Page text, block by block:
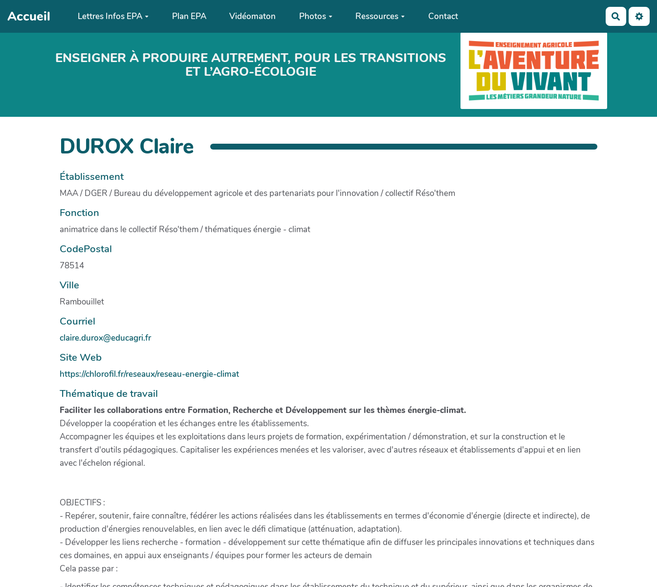
Aller au contenu principal
Accueil Lettres Infos EPA Plan EPA Vidéomaton Photos Ressources Contact
ENSEIGNER À PRODUIRE AUTREMENT, POUR LES TRANSITIONS
ET L’AGRO-ÉCOLOGIE
DUROX Claire
Établissement
MAA / DGER / Bureau du développement agricole et des partenariats pour l'innovation / collectif Réso'them
Fonction
animatrice dans le collectif Réso'them / thématiques énergie - climat
CodePostal
78514
Ville
Rambouillet
Courriel
claire.durox@educagri.fr
Site Web
https://chlorofil.fr/reseaux/reseau-energie-climat
Thématique de travail
Faciliter les collaborations entre Formation, Recherche et Développement sur les thèmes énergie-climat.
Développer la coopération et les échanges entre les établissements.
Accompagner les équipes et les exploitations dans leurs projets de formation, expérimentation / démonstration, et sur la construction et le
transfert d'outils pédagogiques. Capitaliser les expériences menées et les valoriser, avec d'autres réseaux et établissements d'appui et en lien
avec l'échelon régional.
OBJECTIFS :
- Repérer, soutenir, faire connaître, fédérer les actions réalisées dans les établissements en termes d'économie d'énergie (directe et indirecte), de
production d'énergies renouvelables, en lien avec le défi climatique (atténuation, adaptation).
- Développer les liens recherche - formation - développement sur cette thématique afin de diffuser les principales innovations et techniques dans
ces domaines, en appui aux enseignants / équipes pour former les acteurs de demain
Cela passe par :